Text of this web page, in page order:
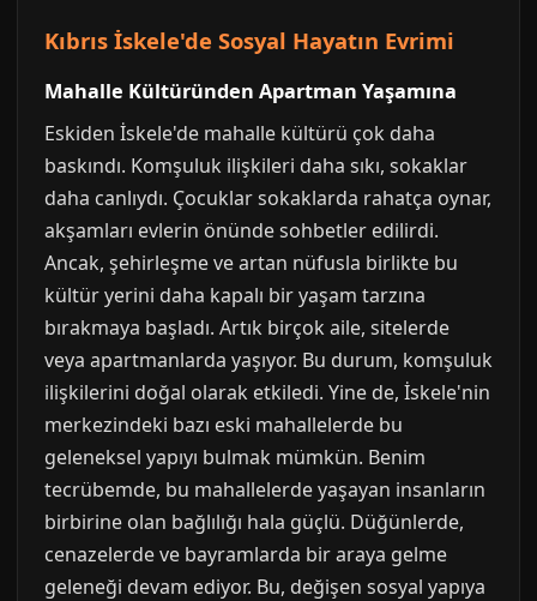
Kıbrıs İskele'de Sosyal Hayatın Evrimi
Mahalle Kültüründen Apartman Yaşamına
Eskiden İskele'de mahalle kültürü çok daha
baskındı. Komşuluk ilişkileri daha sıkı, sokaklar
daha canlıydı. Çocuklar sokaklarda rahatça oynar,
akşamları evlerin önünde sohbetler edilirdi.
Ancak, şehirleşme ve artan nüfusla birlikte bu
kültür yerini daha kapalı bir yaşam tarzına
bırakmaya başladı. Artık birçok aile, sitelerde
veya apartmanlarda yaşıyor. Bu durum, komşuluk
ilişkilerini doğal olarak etkiledi. Yine de, İskele'nin
merkezindeki bazı eski mahallelerde bu
geleneksel yapıyı bulmak mümkün. Benim
tecrübemde, bu mahallelerde yaşayan insanların
birbirine olan bağlılığı hala güçlü. Düğünlerde,
cenazelerde ve bayramlarda bir araya gelme
geleneği devam ediyor. Bu, değişen sosyal yapıya